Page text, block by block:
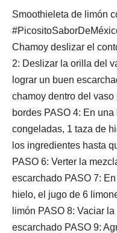
Smoothieleta de limón
Chamoy deslizar el
2: Deslizar la orilla del
lograr un buen
chamoy dentro del
bordes PASO 4: En
congeladas, 1 taza de
los ingredientes hasta
PASO 6: Verter la
escarchado PASO 7:
hielo, el jugo de 6
limón PASO 8: Vaciar
escarchado PASO 9: